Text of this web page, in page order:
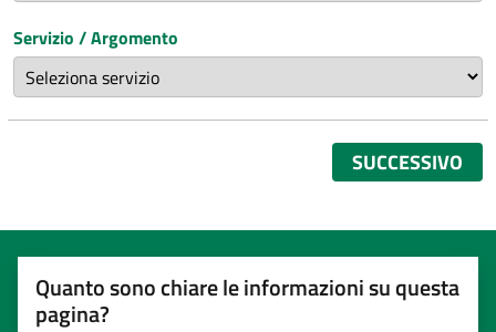
Servizio / Argomento
SUCCESSIVO
Quanto sono chiare le informazioni su questa
pagina?